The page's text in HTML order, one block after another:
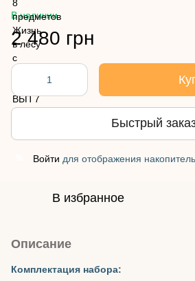
В наличии
2 480 грн
Быстрый
Войти для отображения
В избранное
Описание
Комплектация набора: